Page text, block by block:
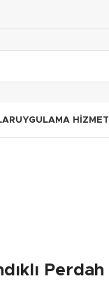
UYGULAMA